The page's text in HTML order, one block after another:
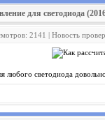
для светодиода
2141 | Новость
любого светодиода